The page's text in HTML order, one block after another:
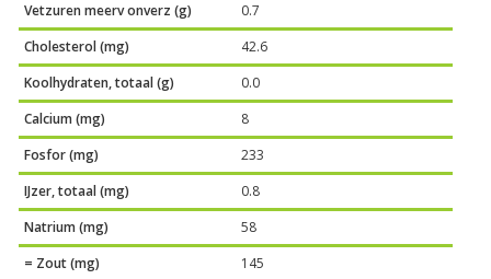
Vetzuren meerv onverz (g)
0.7
Cholesterol (mg)
42.6
Koolhydraten, totaal (g)
0.0
Calcium (mg)
8
Fosfor (mg)
233
IJzer, totaal (mg)
0.8
Natrium (mg)
58
= Zout (mg)
145